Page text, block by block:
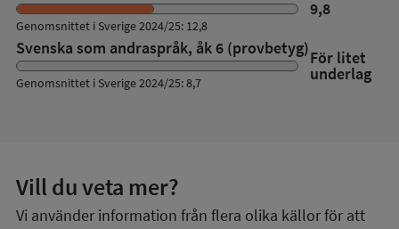
9,8
Genomsnittet i Sverige 2024/25: 12,8
Svenska som andraspråk, åk 6 (provbetyg)För litet
underlag
Genomsnittet i Sverige 2024/25: 8,7
Vill du veta mer?
Vi använder information från flera olika källor för att